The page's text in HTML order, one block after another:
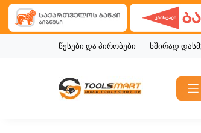
წესები და პირობები ხშირად